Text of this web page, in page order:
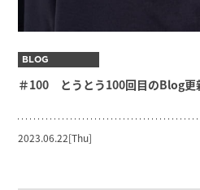
BLOG
＃100 とうとう100回目のBlog更
2023.06.22[Thu]